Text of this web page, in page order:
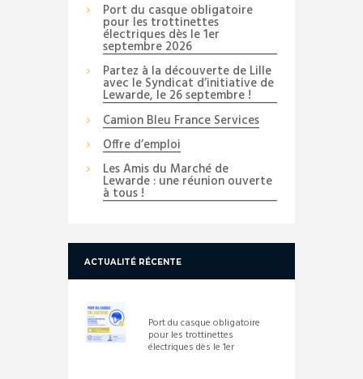
Port du casque obligatoire
pour les trottinettes
électriques dès le 1er
septembre 2026
Partez à la découverte de Lille
avec le Syndicat d’initiative de
Lewarde, le 26 septembre !
Camion Bleu France Services
Offre d’emploi
Les Amis du Marché de
Lewarde : une réunion ouverte
à tous !
ACTUALITÉ RÉCENTE
Port du casque obligatoire
pour les trottinettes
électriques dès le 1er